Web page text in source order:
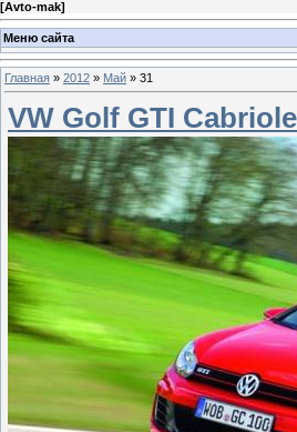
[Avto-mak]
Меню сайта
Главная » 2012 » Май » 31
VW Golf GTI